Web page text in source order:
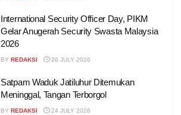
International Security Officer Day, PIKM
Gelar Anugerah Security Swasta Malaysia
2026
BY REDAKSI 26 JULY 2026
Satpam Waduk Jatiluhur Ditemukan
Meninggal, Tangan Terborgol
BY REDAKSI 24 JULY 2026